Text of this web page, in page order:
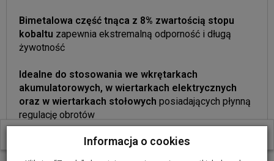
Bimetalowa część tnąca z 8% zwartością stopu
kobaltu zapewnia ekstremalną odporność i długą
żywotność
Idealne do stosowania we wkrętarkach
akumulatorowych, w wiertarkach elektrycznych
oraz w wiertarkach stołowych posiadających płynną
regulację obrotów
Przy wierceniu oferowanymi piłami otwornicami
W ostatnich 30 dniach produktem interesuje się
Informacja o cookies